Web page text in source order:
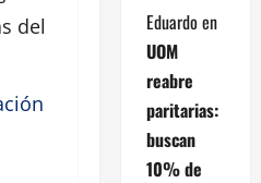
del
Eduardo en
UOM
reabre
paritarias:
buscan
10% de